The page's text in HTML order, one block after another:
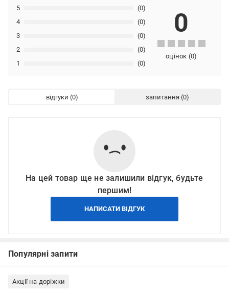
1 (0)
2 (0)
3 (0)
4 (0)
5 (0)
0
оцінок (0)
відгуки запитання
На цей товар ще не залишили відгук, будьте
першим!
НАПИСАТИ ВІДГУК
Популярні запити
Акції на доріжки